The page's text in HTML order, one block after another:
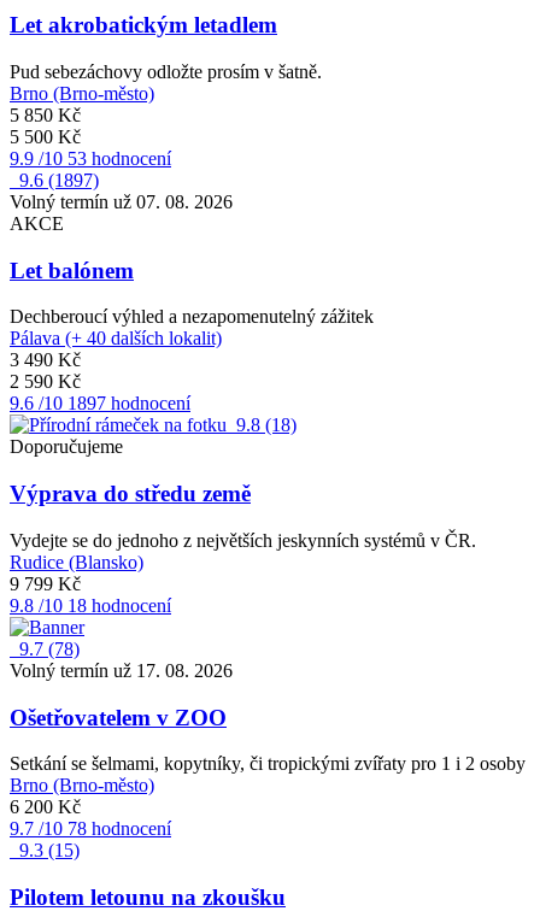
Let akrobatickým letadlem
Pud sebezáchovy odložte prosím v šatně.
Brno (Brno-město)
5 850 Kč
5 500 Kč
9.9 /10 53 hodnocení
9.6 (1897)
Volný termín už 07. 08. 2026
AKCE
Let balónem
Dechberoucí výhled a nezapomenutelný zážitek
Pálava (+ 40 dalších lokalit)
3 490 Kč
2 590 Kč
9.6 /10 1897 hodnocení
9.8 (18)
Doporučujeme
Výprava do středu země
Vydejte se do jednoho z největších jeskynních systémů v ČR.
Rudice (Blansko)
9 799 Kč
9.8 /10 18 hodnocení
9.7 (78)
Volný termín už 17. 08. 2026
Ošetřovatelem v ZOO
Setkání se šelmami, kopytníky, či tropickými zvířaty pro 1 i 2 osoby
Brno (Brno-město)
6 200 Kč
9.7 /10 78 hodnocení
9.3 (15)
Pilotem letounu na zkoušku